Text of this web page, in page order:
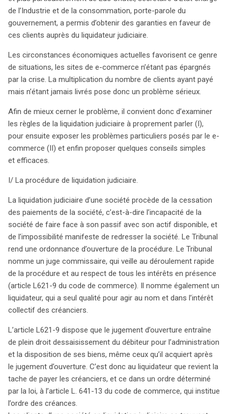
gouvernement, avec Luc Chatel à sa tête, a intervenu
pour garantir des protections aux victimes auprès du
liquidateur judiciaire. La crise économique actuelle
secteur du e-commerce, où des clients se retrouvent
souvent dans l’impossibilité de récupérer leur argent. Les
règles de liquidation judiciaire, qui stipulent que les
clients sont classés au dernier rang des créanciers,
compliquent les choses. En effet, lors de l’ouverture
d’une procédure, le liquidateur gère les actifs de
l’entreprise pour rembourser les créanciers selon un
ordre établi par la loi. Pour limiter les risques d’achats en
ligne, il est crucial de vérifier la solidité financière des
ligne comme societe.com, euridile.inpi.fr et infogreffe.fr
financière des sociétés. En prenant ces précautions, les
consommateurs peuvent mieux se protéger contre les
désagréments liés à des achats en ligne qui pourraient
s’avérer risqués.
de l’Industrie et de la consommation, porte-parole du
gouvernement, a permis d’obtenir des garanties en faveur de
ces clients auprès du liquidateur judiciaire.
Les circonstances économiques actuelles favorisent ce genre
de situations, les sites de e-commerce n’étant pas épargnés
par la crise. La multiplication du nombre de clients ayant payé
mais n’étant jamais livrés pose donc un problème sérieux.
Afin de mieux cerner le problème, il convient donc d’examiner
les règles de la liquidation judiciaire à proprement parler (I),
pour ensuite exposer les problèmes particuliers posés par le e-
commerce (II) et enfin proposer quelques conseils simples
et efficaces.
I/ La procédure de liquidation judiciaire.
La liquidation judiciaire d’une société procède de la cessation
des paiements de la société, c’est-à-dire l’incapacité de la
société de faire face à son passif avec son actif disponible, et
de l’impossibilité manifeste de redresser la société. Le Tribunal
rend une ordonnance d’ouverture de la procédure. Le Tribunal
nomme un juge commissaire, qui veille au déroulement rapide
de la procédure et au respect de tous les intérêts en présence
(article L621-9 du code de commerce). Il nomme également un
liquidateur, qui a seul qualité pour agir au nom et dans l’intérêt
collectif des créanciers.
L’article L621-9 dispose que le jugement d’ouverture entraîne
de plein droit dessaisissement du débiteur pour l’administration
et la disposition de ses biens, même ceux qu’il acquiert après
le jugement d’ouverture. C’est donc au liquidateur que revient la
tache de payer les créanciers, et ce dans un ordre déterminé
par la loi, à l’article L. 641-13 du code de commerce, qui institue
l’ordre des créances.